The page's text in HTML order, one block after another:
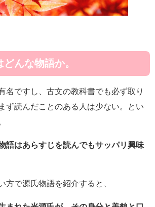
んな物語か。
名ですし、古文の教科書でも必ず取り
ず読んだことのある人は少ない。とい
語はあらすじを読んでもサッパリ興味
方で源氏物語を紹介すると、